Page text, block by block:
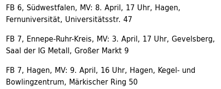
FB 6, Südwestfalen, MV: 8. April, 17 Uhr, Hagen,
Fernuniversität, Universitätsstr. 47
FB 7, Ennepe-Ruhr-Kreis, MV: 3. April, 17 Uhr, Gevelsberg,
Saal der IG Metall, Großer Markt 9
FB 7, Hagen, MV: 9. April, 16 Uhr, Hagen, Kegel- und
Bowlingzentrum, Märkischer Ring 50